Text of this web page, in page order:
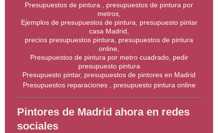
Presupuestos de pintura , presupuestos de pintura por
metros,
Ejemplos de presupuestos de pintura, presupuesto pintar
casa Madrid,
precios presupuestos pintura, presupuestos de pintura
online,
Presupuestos de pintura por metro cuadrado, pedir
presupuesto pintura
Presupuesto pintar, presupuestos de pintores en Madrid
Presupuestos reparaciones , presupuesto pintura online
Pintores de Madrid ahora en redes
sociales